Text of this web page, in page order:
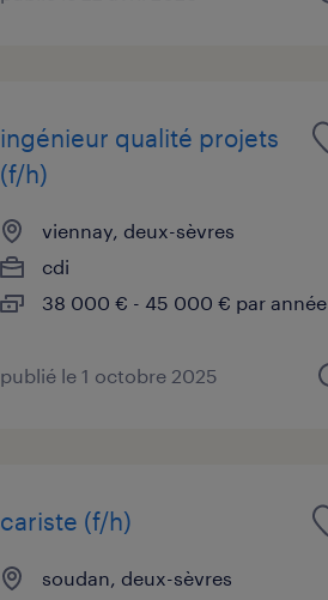
ingénieur qualité projets
(f/h)
viennay, deux-sèvres
cdi
38 000 € - 45 000 € par année
publié le 1 octobre 2025
cariste (f/h)
soudan, deux-sèvres